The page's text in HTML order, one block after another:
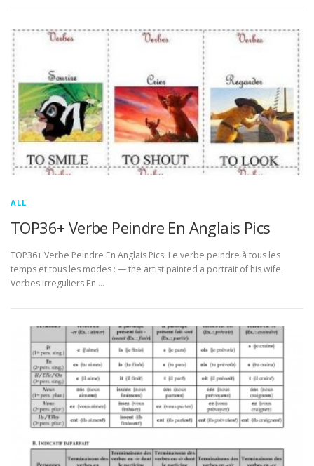
ALL
TOP36+ Verbe Peindre En Anglais Pics
TOP36+ Verbe Peindre En Anglais Pics. Le verbe peindre à tous les
temps et tous les modes : — the artist painted a portrait of his wife.
Verbes Irreguliers En …